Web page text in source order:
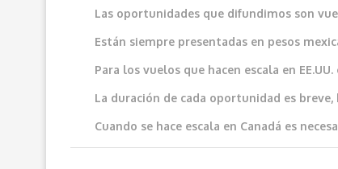
Las oportunidades que difundimos son
Están siempre presentadas en pesos
Para los vuelos que hacen escala en
La duración de cada oportunidad es
Cuando se hace escala en Canadá es